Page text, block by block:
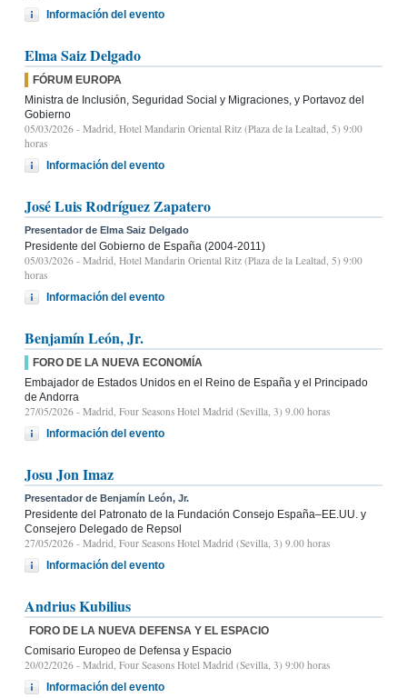
Información del evento
Elma Saiz Delgado
FÓRUM EUROPA
Ministra de Inclusión, Seguridad Social y Migraciones, y Portavoz del
Gobierno
05/03/2026 - Madrid, Hotel Mandarin Oriental Ritz (Plaza de la Lealtad, 5) 9:00
horas
Información del evento
José Luis Rodríguez Zapatero
Presentador de Elma Saiz Delgado
Presidente del Gobierno de España (2004-2011)
05/03/2026 - Madrid, Hotel Mandarin Oriental Ritz (Plaza de la Lealtad, 5) 9:00
horas
Información del evento
Benjamín León, Jr.
FORO DE LA NUEVA ECONOMÍA
Embajador de Estados Unidos en el Reino de España y el Principado
de Andorra
27/05/2026 - Madrid, Four Seasons Hotel Madrid (Sevilla, 3) 9.00 horas
Información del evento
Josu Jon Imaz
Presentador de Benjamín León, Jr.
Presidente del Patronato de la Fundación Consejo España–EE.UU. y
Consejero Delegado de Repsol
27/05/2026 - Madrid, Four Seasons Hotel Madrid (Sevilla, 3) 9.00 horas
Información del evento
Andrius Kubilius
FORO DE LA NUEVA DEFENSA Y EL ESPACIO
Comisario Europeo de Defensa y Espacio
20/02/2026 - Madrid, Four Seasons Hotel Madrid (Sevilla, 3) 9:00 horas
Información del evento